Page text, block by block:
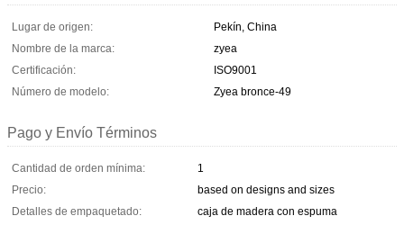
Lugar de origen:
Pekín, China
Nombre de la marca:
zyea
Certificación:
ISO9001
Número de modelo:
Zyea bronce-49
Pago y Envío Términos
Cantidad de orden mínima:
1
Precio:
based on designs and sizes
Detalles de empaquetado:
caja de madera con espuma